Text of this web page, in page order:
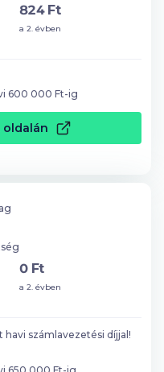
824 Ft
a 2. évben
600 000 Ft-ig
oldalán
0 Ft
a 2. évben
havi számlavezetési díjjal!